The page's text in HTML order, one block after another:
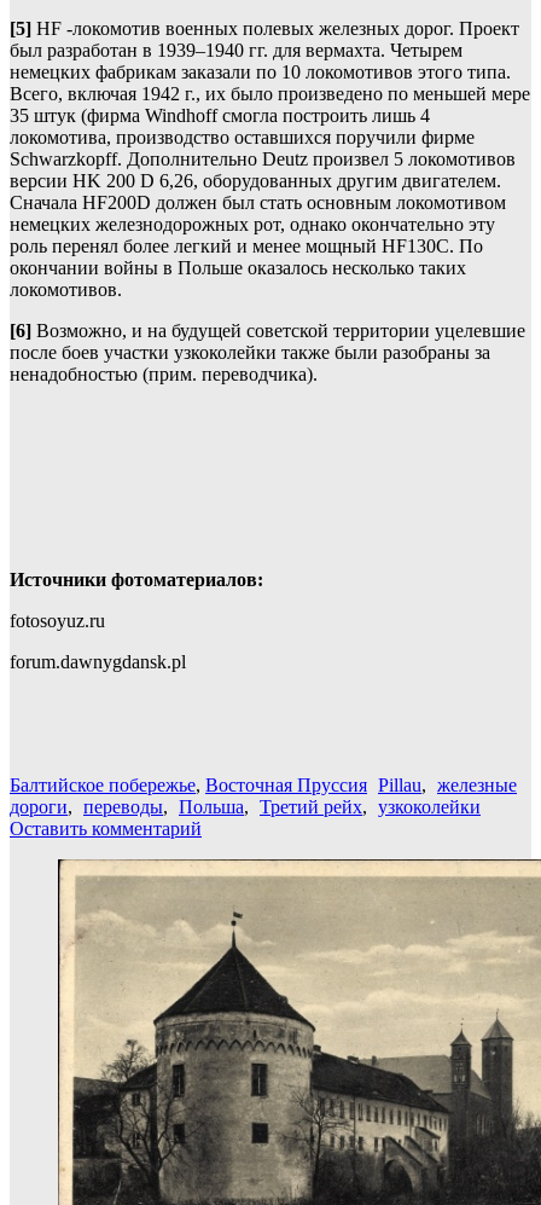
[5] HF -локомотив военных полевых железных дорог. Проект
был разработан в 1939–1940 гг. для вермахта. Четырем
немецких фабрикам заказали по 10 локомотивов этого типа.
Всего, включая 1942 г., их было произведено по меньшей мере
35 штук (фирма Windhoff смогла построить лишь 4
локомотива, производство оставшихся поручили фирме
Schwarzkopff. Дополнительно Deutz произвел 5 локомотивов
версии HK 200 D 6,26, оборудованных другим двигателем.
Сначала HF200D должен был стать основным локомотивом
немецких железнодорожных рот, однако окончательно эту
роль перенял более легкий и менее мощный HF130C. По
окончании войны в Польше оказалось несколько таких
локомотивов.
[6] Возможно, и на будущей советской территории уцелевшие
после боев участки узкоколейки также были разобраны за
ненадобностью (прим. переводчика).
Источники фотоматериалов:
fotosoyuz.ru
forum.dawnygdansk.pl
Балтийское побережье, Восточная Пруссия Pillau, железные
дороги, переводы, Польша, Третий рейх, узкоколейки
Оставить комментарий